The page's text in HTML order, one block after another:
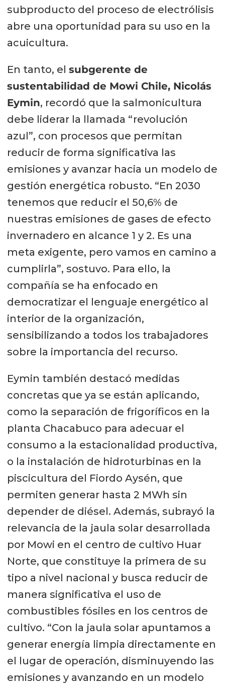
subproducto del proceso de electrólisis
abre una oportunidad para su uso en la
acuicultura.
En tanto, el subgerente de
sustentabilidad de Mowi Chile, Nicolás
Eymin, recordó que la salmonicultura
debe liderar la llamada “revolución
azul”, con procesos que permitan
reducir de forma significativa las
emisiones y avanzar hacia un modelo de
gestión energética robusto. “En 2030
tenemos que reducir el 50,6% de
nuestras emisiones de gases de efecto
invernadero en alcance 1 y 2. Es una
meta exigente, pero vamos en camino a
cumplirla”, sostuvo. Para ello, la
compañía se ha enfocado en
democratizar el lenguaje energético al
interior de la organización,
sensibilizando a todos los trabajadores
sobre la importancia del recurso.
Eymin también destacó medidas
concretas que ya se están aplicando,
como la separación de frigoríficos en la
planta Chacabuco para adecuar el
consumo a la estacionalidad productiva,
o la instalación de hidroturbinas en la
piscicultura del Fiordo Aysén, que
permiten generar hasta 2 MWh sin
depender de diésel. Además, subrayó la
relevancia de la jaula solar desarrollada
por Mowi en el centro de cultivo Huar
Norte, que constituye la primera de su
tipo a nivel nacional y busca reducir de
manera significativa el uso de
combustibles fósiles en los centros de
cultivo. “Con la jaula solar apuntamos a
generar energía limpia directamente en
el lugar de operación, disminuyendo las
emisiones y avanzando en un modelo